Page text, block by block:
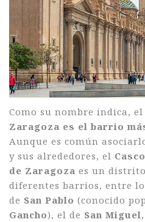
Como su nombre indica, el
Zaragoza es el barrio
Aunque es común
y sus alrededores, el
de Zaragoza es un
diferentes barrios, entre
de San Pablo (conocido
Gancho), el de San Miguel